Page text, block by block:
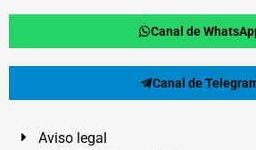
Canal de
Canal de
Aviso legal